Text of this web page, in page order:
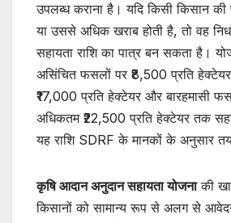
उपलब्ध कराना है। यदि किसी किसान
या उससे अधिक खराब होती है, तो वह
सहायता राशि का पात्र बन सकता है।
असिंचित फसलों पर ₹8,500 प्रति
₹17,000 प्रति हेक्टेयर और बारहमासी
अधिकतम ₹22,500 प्रति हेक्टेयर तक
यह राशि SDRF के मानकों के अनुसार तय
कृषि आदान अनुदान सहायता योजनाकी
किसानों को सामान्य रूप से अलग से